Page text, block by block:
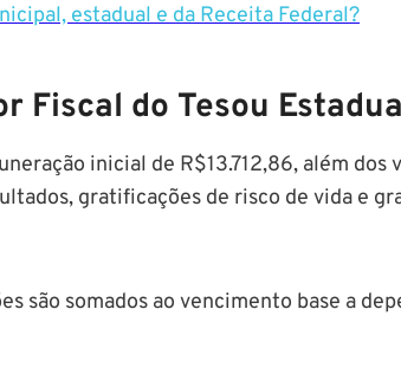
estadual e da Receita Federal?
Fiscal do Tesou
inicial de R$13.712,86, além dos
gratificações de risco de vida e
são somados ao vencimento base a